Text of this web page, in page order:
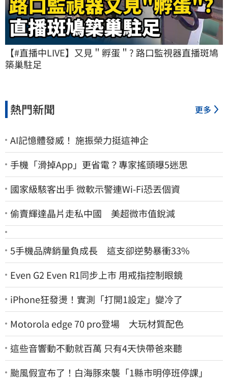
【#直播中LIVE】又見＂孵蛋＂? 路口監視器直播斑鳩
築巢駐足
熱門新聞 更多
AI記憶體發威！ 施振榮力挺這神企
手機「滑掉App」更省電？專家搖頭曝5迷思
國家級駭客出手 微軟示警連Wi-Fi恐丟個資
偷賣輝達晶片走私中國 美超微市值銳減
5手機品牌銷量負成長 這支卻逆勢暴衝33%
Even G2 Even R1同步上市 用戒指控制眼鏡
iPhone狂發燙！實測「打開1設定」變冷了
Motorola edge 70 pro登場 大玩材質配色
這些音響動不動就百萬 只有4天快帶爸來聽
颱風假宣布了！白海豚來襲「1縣市明停班停課」